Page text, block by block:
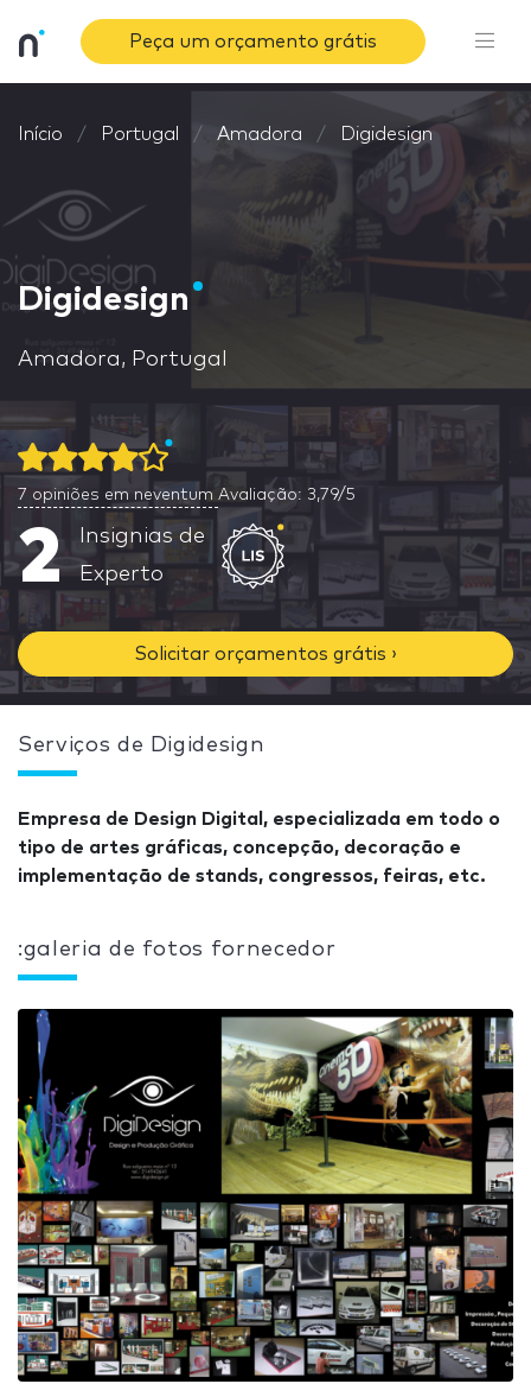
Peça um orçamento grátis
Início Portugal Amadora Digidesign
Digidesign
Amadora, Portugal
7 opiniões em neventum Avaliação: 3,79/5
2
Insignias de
Experto
Solicitar orçamentos grátis ›
Serviços de Digidesign
Empresa de Design Digital, especializada em todo o
tipo de artes gráficas, concepção, decoração e
implementação de stands, congressos, feiras, etc.
:galeria de fotos fornecedor